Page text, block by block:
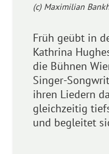
(c) Maximilian
Früh geübt in
Kathrina
die Bühnen
Singer-
ihren Liedern
gleichzeitig
und begleitet